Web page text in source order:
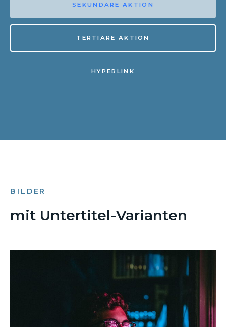
SEKUNDÄRE AKTION
TERTIÄRE AKTION
HYPERLINK
BILDER
mit Untertitel-Varianten